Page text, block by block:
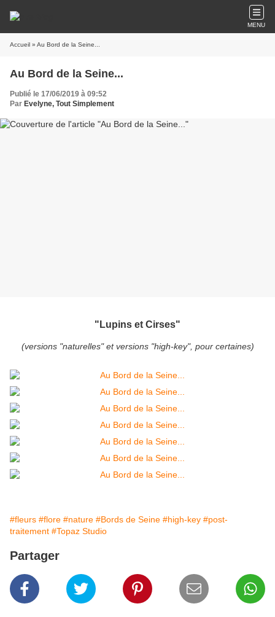
MENU
Accueil » Au Bord de la Seine...
Au Bord de la Seine...
Publié le 17/06/2019 à 09:52
Par Evelyne, Tout Simplement
"Lupins et Cirses"
(versions "naturelles" et versions "high-key", pour certaines)
#fleurs #flore #nature #Bords de Seine #high-key #post-
traitement #Topaz Studio
Partager